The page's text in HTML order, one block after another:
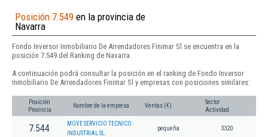
Posición 7.549 en la provincia de
Navarra
Fondo Inversor Inmobiliario De Arrendadores Finimar Sl se encuentra en la
posición 7.549 del Ranking de Navarra.
A continuación podrá consultar la posición en el ranking de Fondo Inversor
Inmobiliario De Arrendadores Finimar Sl y empresas con posiciones similares:
Posición
Provincia
Nombre de la empresa Ventas (€)
Sector
Actividad
7.544
MOVE SERVICIO TECNICO
INDUSTRIAL SL.
pequeña 3320